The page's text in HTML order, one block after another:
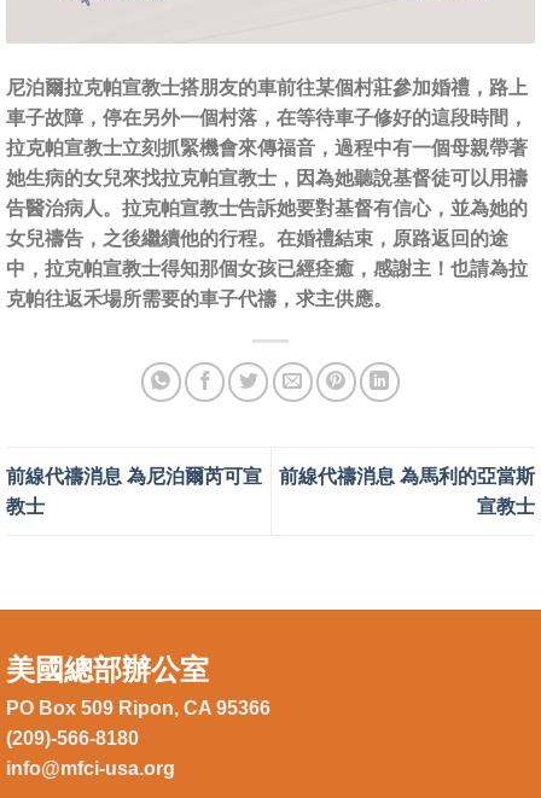
尼泊爾拉克帕宣教士搭朋友的車前往某個村莊參加婚禮，路上
車子故障，停在另外一個村落，在等待車子修好的這段時間，
拉克帕宣教士立刻抓緊機會來傳福音，過程中有一個母親帶著
她生病的女兒來找拉克帕宣教士，因為她聽說基督徒可以用禱
告醫治病人。拉克帕宣教士告訴她要對基督有信心，並為她的
女兒禱告，之後繼續他的行程。在婚禮結束，原路返回的途
中，拉克帕宣教士得知那個女孩已經痊癒，感謝主！也請為拉
克帕往返禾場所需要的車子代禱，求主供應。
前線代禱消息 為尼泊爾芮可宣
教士
前線代禱消息 為馬利的亞當斯
宣教士
美國總部辦公室
PO Box 509 Ripon, CA 95366
(209)-566-8180
info@mfci-usa.org